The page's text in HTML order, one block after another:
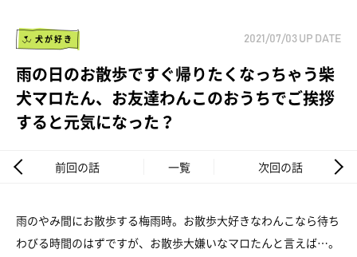
犬が好き 2021/07/03 UP DATE
雨の日のお散歩ですぐ帰りたくなっちゃう柴
犬マロたん、お友達わんこのおうちでご挨拶
すると元気になった？
前回の話 一覧 次回の話
雨のやみ間にお散歩する梅雨時。お散歩大好きなわんこなら待ち
わびる時間のはずですが、お散歩大嫌いなマロたんと言えば…。